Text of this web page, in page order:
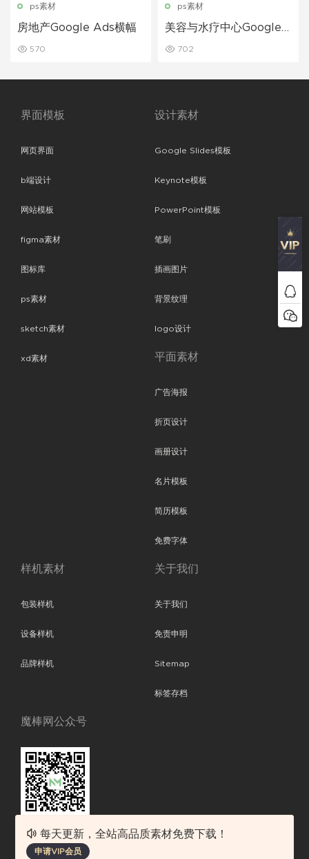
ps素材
房地产Google Ads横幅
570
ps素材
美容与水疗中心Google
702
界面模板
网页界面
b端设计
网站模板
figma素材
图标库
ps素材
sketch素材
xd素材
设计素材
Google Slides模板
Keynote模板
PowerPoint模板
笔刷
插画图片
背景纹理
logo设计
平面素材
广告海报
折页设计
画册设计
名片模板
简历模板
免费字体
样机素材
包装样机
设备样机
品牌样机
关于我们
关于我们
免责申明
Sitemap
标签存档
魔棒网公众号
魔棒网提供优质设计模板下载，分享优秀的设计。素材包含了APP设计、
每天更新，全站高品质素材免费下载！
申请VIP会员